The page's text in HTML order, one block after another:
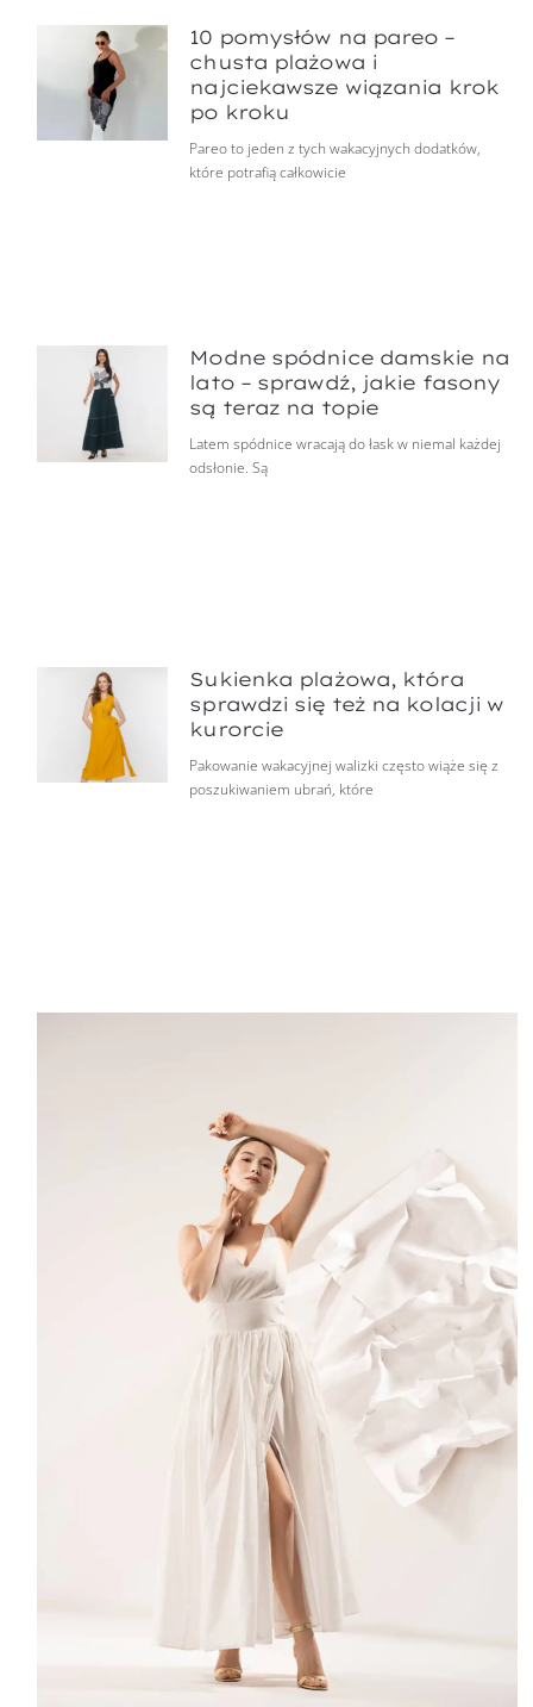
10 pomysłów na pareo –
chusta plażowa i
najciekawsze wiązania krok
po kroku
Pareo to jeden z tych wakacyjnych dodatków,
które potrafią całkowicie
Modne spódnice damskie na
lato – sprawdź, jakie fasony
są teraz na topie
Latem spódnice wracają do łask w niemal każdej
odsłonie. Są
Sukienka plażowa, która
sprawdzi się też na kolacji w
kurorcie
Pakowanie wakacyjnej walizki często wiąże się z
poszukiwaniem ubrań, które